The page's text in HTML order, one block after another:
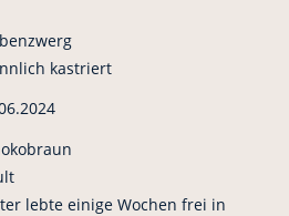
kastriert
lebte einige Wochen frei in